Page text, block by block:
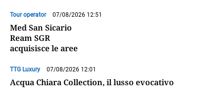
Tour operator 07/08/2026 12:51
Med San Sicario
Ream SGR
acquisisce le aree
TTG Luxury 07/08/2026 12:01
Acqua Chiara Collection, il lusso evocativo